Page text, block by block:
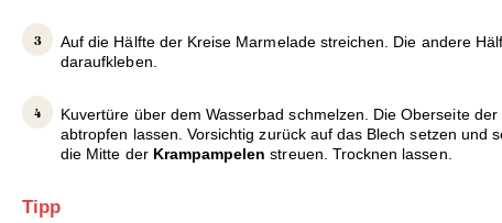
Auf die Hälfte der Kreise Marmelade streichen. Die andere
daraufkleben.
Kuvertüre über dem Wasserbad schmelzen. Die Oberseite
abtropfen lassen. Vorsichtig zurück auf das Blech setzen und
die Mitte der Krampampelen streuen. Trocknen lassen.
Tipp